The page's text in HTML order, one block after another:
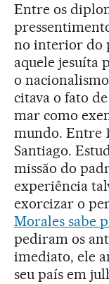
Entre os
no interior do
aquele jesuíta
o
citava o fato
mar como
mundo. Entre
Santiago.
missão do
experiência
exorcizar o
Morales sabe
pediram os
imediato, ele
seu país em